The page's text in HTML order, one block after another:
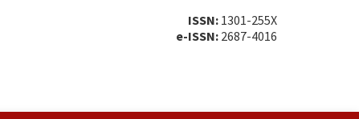
ISSN:1301-255X
e-ISSN:2687-4016